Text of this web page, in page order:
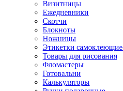
Визитницы
Ежедневники
Скотчи
Блокноты
Ножницы
Этикетки
Товары для рисования
Фломастеры
Готовальни
Калькуляторы